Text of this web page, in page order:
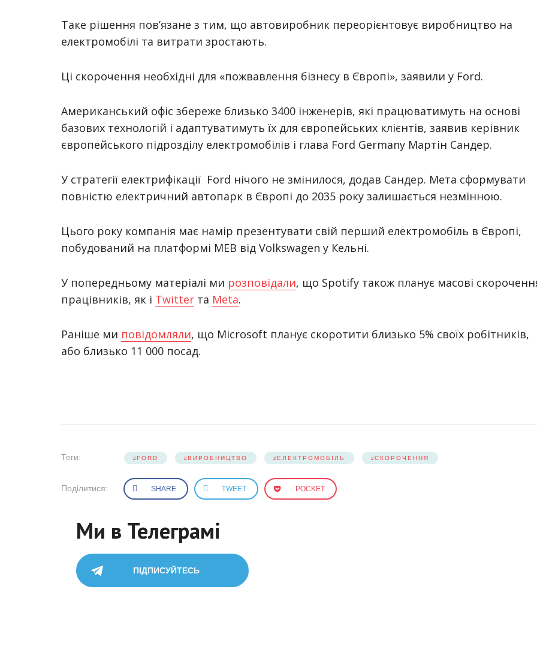
Таке рішення пов’язане з тим, що автовиробник переорієнтовує виробництво на
електромобілі та витрати зростають.
Ці скорочення необхідні для «пожвавлення бізнесу в Європі», заявили у Ford.
Американський офіс збереже близько 3400 інженерів, які працюватимуть на основі
базових технологій і адаптуватимуть їх для європейських клієнтів, заявив керівник
європейського підрозділу електромобілів і глава Ford Germany Мартін Сандер.
У стратегії електрифікації Ford нічого не змінилося, додав Сандер. Мета сформувати
повністю електричний автопарк в Європі до 2035 року залишається незмінною.
Цього року компанія має намір презентувати свій перший електромобіль в Європі,
побудований на платформі MEB від Volkswagen у Кельні.
У попередньому матеріалі ми розповідали, що Spotify також планує масові
працівників, як і Twitter та Meta.
Раніше ми повідомляли, що Microsoft планує скоротити близько 5% своїх робітників,
або близько 11 000 посад.
Теги: FORD ВИРОБНИЦТВО ЕЛЕКТРОМОБІЛЬ СКОРОЧЕННЯ
Поділитися: SHARE TWEET POCKET
Ми в Телеграмі
ПІДПИСУЙТЕСЬ